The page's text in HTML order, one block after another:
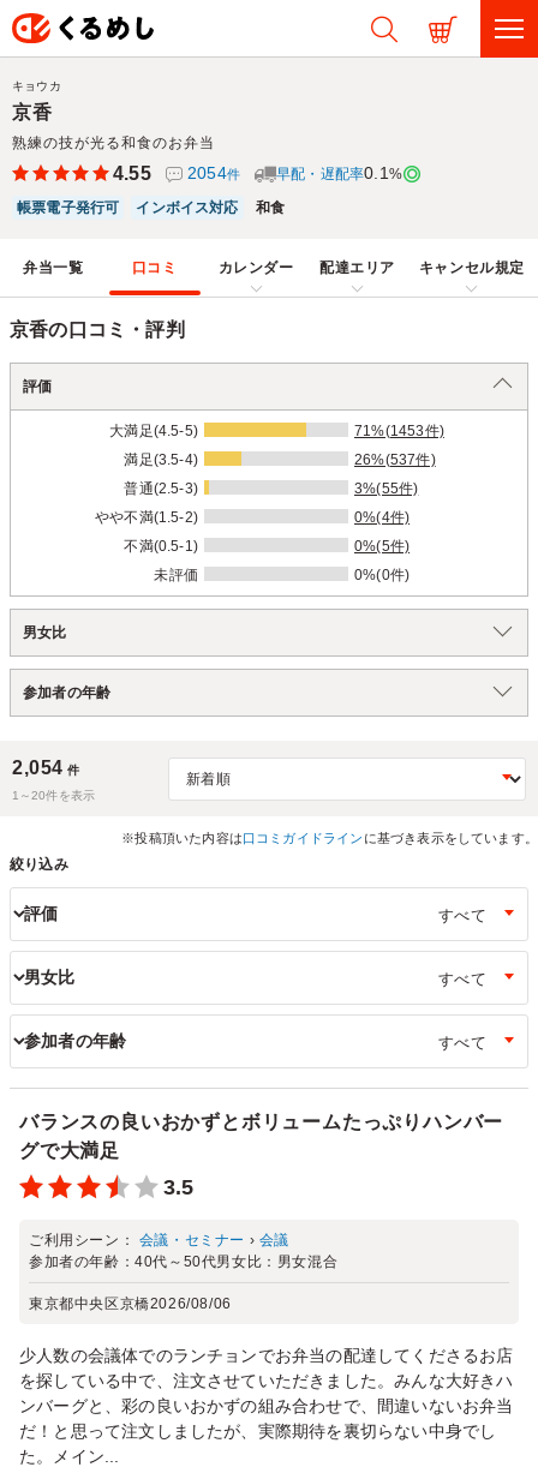
京香
熟練の技が光る和食のお弁当
キョウカ
4.55 2054件 早配・遅配率0.1 %
帳票電子発行可
インボイス対応 和食
弁当一覧 口コミ カレンダー 配達エリア キャンセル規定
京香の口コミ・評判
評価
大満足(4.5-5)
71%(1453件)
満足(3.5-4)
26%(537件)
普通(2.5-3)
3%(55件)
やや不満(1.5-2)
0%(4件)
不満(0.5-1)
0%(5件)
未評価
0%(0件)
男女比
参加者の年齢
2,054 件
1～20件を表示
※投稿頂いた内容は口コミガイドライン に基づき表示をしています。
絞り込み
評価
男女比
参加者の年齢
バランスの良いおかずとボリュームたっぷりハンバー
グで大満足
3.5
ご利用シーン： 会議・セミナー › 会議
参加者の年齢：40代～50代男女比： 男女混合
東京都中央区京橋2026/08/06
少人数の会議体でのランチョンでお弁当の配達してくださるお店
を探している中で、注文させていただきました。みんな大好きハ
ンバーグと、彩の良いおかずの組み合わせで、間違いないお弁当
だ！と思って注文しましたが、実際期待を裏切らない中身でし
た。メイン...